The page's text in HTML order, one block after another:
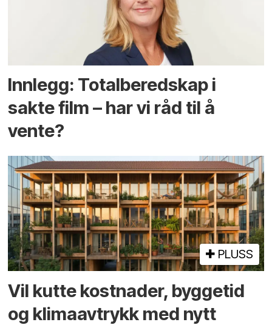
Innlegg: Totalberedskap i
sakte film – har vi råd til å
vente?
PLUSS
Vil kutte kostnader, byggetid
og klima­avtrykk med nytt